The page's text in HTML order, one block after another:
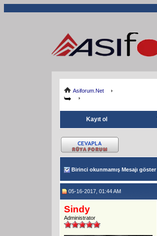
Asiforum.Net
Kayıt ol
Birinci okunmamış Mesajı göster
05-16-2017, 01:44 AM
Sindy
Administrator